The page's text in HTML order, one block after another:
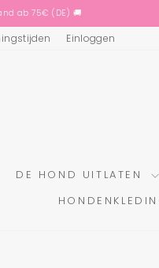
ab 75€ (DE) 🚚
Einloggen
DE HOND UITLATEN